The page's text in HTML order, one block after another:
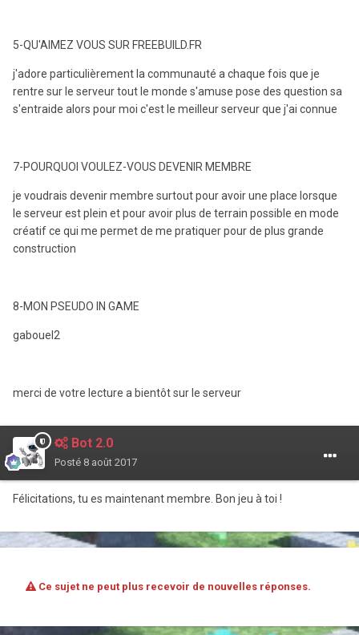
5-QU'AIMEZ VOUS SUR FREEBUILD.FR
j'adore particulièrement la communauté a chaque fois que je
rentre sur le serveur tout le monde s'amuse pose des question sa
s'entraide alors pour moi c'est le meilleur serveur que j'ai connue
7-POURQUOI VOULEZ-VOUS DEVENIR MEMBRE
je voudrais devenir membre surtout pour avoir une place lorsque
le serveur est plein et pour avoir plus de terrain possible en mode
créatif ce qui me permet de me pratiquer pour de plus grande
construction
8-MON PSEUDO IN GAME
gabouel2
merci de votre lecture a bientôt sur le serveur
Bot 2.0
Posté 8 août 2017
Félicitations, tu es maintenant membre. Bon jeu à toi !
Ce sujet ne peut plus recevoir de nouvelles réponses.